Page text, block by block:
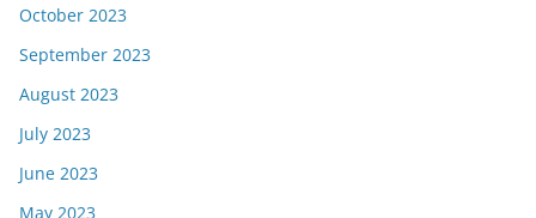
October 2023
September 2023
August 2023
July 2023
June 2023
May 2023